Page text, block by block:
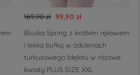
169,90 zł 99,90 zł
Bluzka Spring z krótkim rękawem
i lekką bufką w odcieniach
turkusowego błękitu w różowe
kwiaty PLUS SIZE XXL